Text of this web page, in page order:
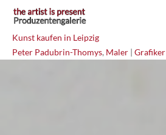
Kunst kaufen in Leipzig
Peter Padubrin-Thomys, Maler | Grafiker